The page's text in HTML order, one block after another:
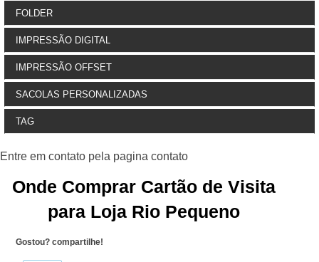
FOLDER
IMPRESSÃO DIGITAL
IMPRESSÃO OFFSET
SACOLAS PERSONALIZADAS
TAG
Onde Comprar Cartão de Visita
para Loja Rio Pequeno
Gostou? compartilhe!